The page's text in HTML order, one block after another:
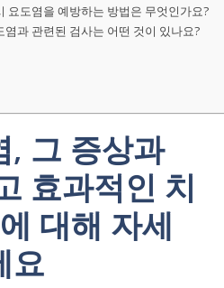
요도염을 예방하는 방법은 무엇인가요?
염과 관련된 검사는 어떤 것이 있나요?
, 그 증상과
효과적인 치
대해 자세
요